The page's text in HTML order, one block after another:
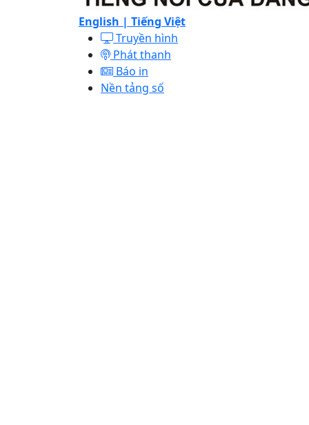
English | Tiếng Việt
Truyền hình
Phát thanh
Báo in
Nền tảng số